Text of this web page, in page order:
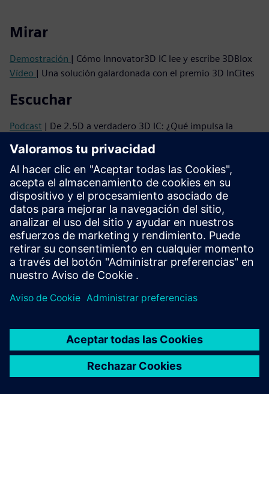
Mirar
Demostración | Cómo Innovator3D IC lee y escribe 3DBlox
Vídeo | Una solución galardonada con el premio 3D InCites
Escuchar
Podcast | De 2.5D a verdadero 3D IC: ¿Qué impulsa la
Podcast| Por qué los ICs 3D necesitan un cambio de
mentalidad y cómo hacerlo realidad
Leer
Folleto| Conjunto de soluciones Innovator3D IC
Serie de libros electrónicos| Su guía para una integración
heterogénea exitosa